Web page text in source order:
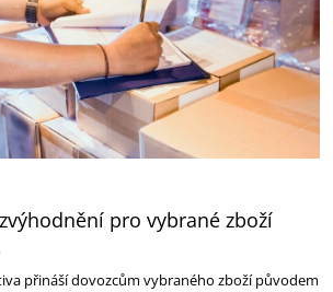
pro vybrané zboží
přináší dovozcům vybraného zboží původem